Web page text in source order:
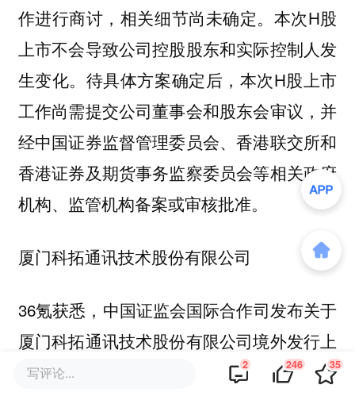
作进行商讨，相关细节尚未确定。本次H股
上市不会导致公司控股股东和实际控制人发
生变化。待具体方案确定后，本次H股上市
工作尚需提交公司董事会和股东会审议，并
经中国证券监督管理委员会、香港联交所和
香港证券及期货事务监察委员会等相关政府
机构、监管机构备案或审核批准。
厦门科拓通讯技术股份有限公司
36氪获悉，中国证监会国际合作司发布关于
厦门科拓通讯技术股份有限公司境外发行上
市及境内未上市股份“全流通”备案通知书，
写评论... 2 246 35